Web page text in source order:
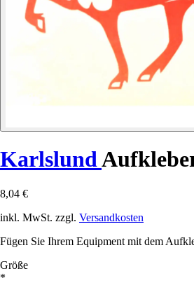
Karlslund
8,04 €
inkl. MwSt. zzgl. Versandkosten
Fügen Sie Ihrem Equipment mit dem
Größe
*